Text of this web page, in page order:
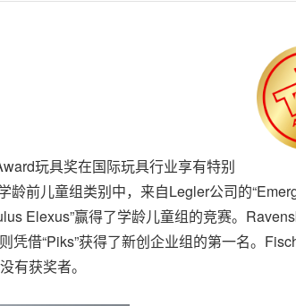
玩具奖在国际玩具行业享有特别
前儿童组类别中，来自Legler公司的
Elexus”赢得了学龄儿童组的竞赛。
借“Piks”获得了新创企业组的第一名。
有获奖者。